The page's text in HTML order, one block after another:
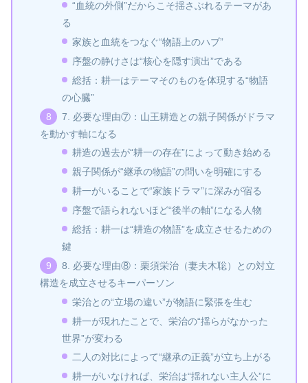
“血統の外側”だからこそ揺さぶれるテーマがあ
る
家族と血統をつなぐ“物語上のハブ”
序盤の静けさは“核心を隠す演出”である
総括：耕一はテーマそのものを体現する“物語
の心臓”
7. 必要な理由⑦：山王耕造との親子関係がドラマ
を動かす軸になる
耕造の過去が“耕一の存在”によって動き始める
親子関係が“継承の物語”の問いを明確にする
耕一がいることで“家族ドラマ”に深みが宿る
序盤で語られないほど“後半の軸”になる人物
総括：耕一は“耕造の物語”を成立させるための
鍵
8. 必要な理由⑧：栗須栄治（妻夫木聡）との対立
構造を成立させるキーパーソン
栄治との“立場の違い”が物語に緊張を生む
耕一が現れたことで、栄治の“揺らがなかった
世界”が変わる
二人の対比によって“継承の正義”が立ち上がる
耕一がいなければ、栄治は“揺れない主人公”に